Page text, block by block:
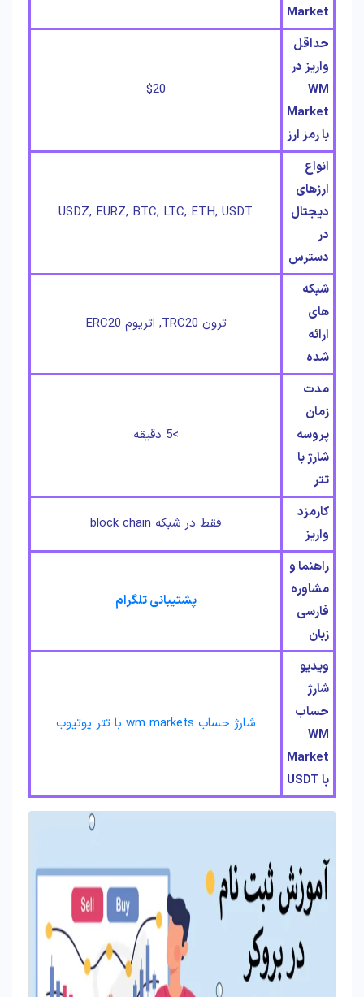
Market
حداقل
واریز در
WM
Market
با رمز ارز
$20
انواع
ارزهای
دیجتال
در
دسترس
USDZ, EURZ, BTC, LTC, ETH, USDT
شبکه
های
ارائه
شده
ترون TRC20, اتریوم ERC20
مدت
زمان
پروسه
شارژ با
تتر
>5 دقیقه
کارمزد
واریز
فقط در شبکه block chain
راهنما و
مشاوره
فارسی
زبان
پشتیبانی تلگرام
ویدیو
شارژ
حساب
WM
Market
با USDT
شارژ حساب wm markets با تتر یوتیوب